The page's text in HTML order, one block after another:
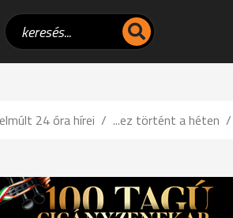
24 óra hírei ...ez történt a héten